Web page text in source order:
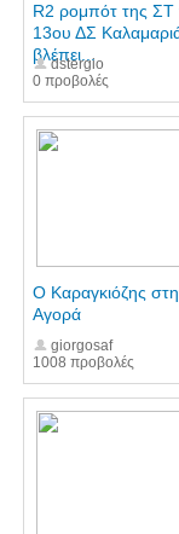
0 προβολές
R2 ρομπότ της ΣΤ
13ου ΔΣ
βλέπει...
dstergio
1008 προβολές
Ο Καραγκιόζης
Αγορά
giorgosaf